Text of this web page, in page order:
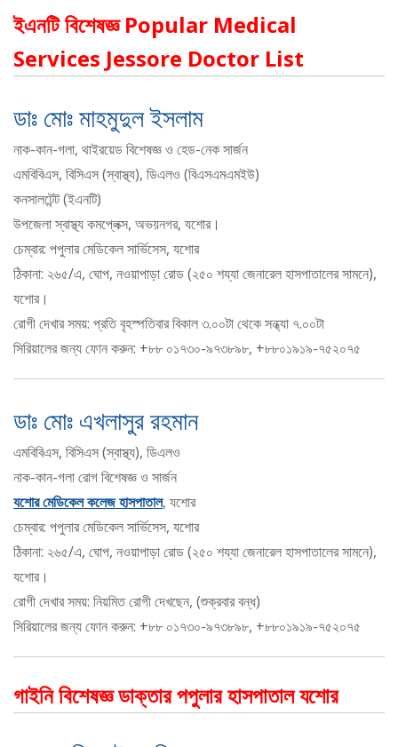
ইএনটি বিশেষজ্ঞ Popular Medical
Services Jessore Doctor List
ডাঃ মোঃ মাহমুদুল ইসলাম
নাক-কান-গলা, থাইরয়েড বিশেষজ্ঞ ও হেড-নেক সার্জন
এমবিবিএস, বিসিএস (স্বাস্থ্য), ডিএলও (বিএসএমএমইউ)
কনসালটেন্ট (ইএনটি)
উপজেলা স্বাস্থ্য কমপ্লেক্স, অভয়নগর, যশোর।
চেম্বার: পপুলার মেডিকেল সার্ভিসেস, যশোর
ঠিকানা: ২৬৫/এ, ঘোপ, নওয়াপাড়া রোড (২৫০ শয্যা জেনারেল হাসপাতালের সামনে),
যশোর।
রোগী দেখার সময়: প্রতি বৃহস্পতিবার বিকাল ৩.০০টা থেকে সন্ধ্যা ৭.০০টা
সিরিয়ালের জন্য ফোন করুন: +৮৮ ০১৭৩০-৯৭৩৮৯৮, +৮৮০১৯১৯-৭৫২০৭৫
ডাঃ মোঃ এখলাসুর রহমান
এমবিবিএস, বিসিএস (স্বাস্থ্য), ডিএলও
নাক-কান-গলা রোগ বিশেষজ্ঞ ও সার্জন
যশোর মেডিকেল কলেজ হাসপাতাল, যশোর
চেম্বার: পপুলার মেডিকেল সার্ভিসেস, যশোর
ঠিকানা: ২৬৫/এ, ঘোপ, নওয়াপাড়া রোড (২৫০ শয্যা জেনারেল হাসপাতালের সামনে),
যশোর।
রোগী দেখার সময়: নিয়মিত রোগী দেখছেন, (শুক্রবার বন্ধ)
সিরিয়ালের জন্য ফোন করুন: +৮৮ ০১৭৩০-৯৭৩৮৯৮, +৮৮০১৯১৯-৭৫২০৭৫
গাইনি বিশেষজ্ঞ ডাক্তার পপুলার হাসপাতাল যশোর